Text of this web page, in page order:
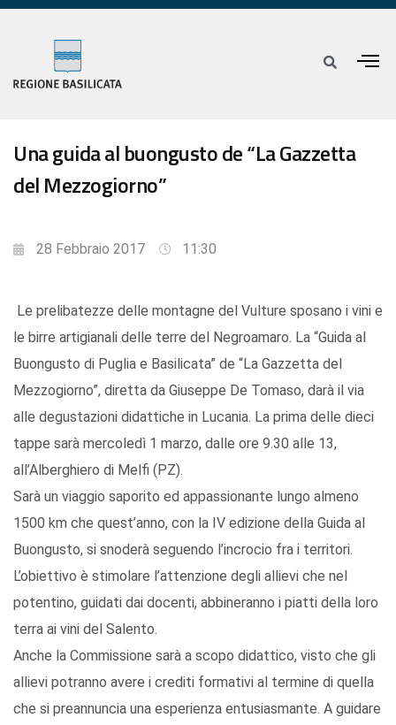
Una guida al buongusto de “La Gazzetta
del Mezzogiorno”
28 Febbraio 2017 11:30
Le prelibatezze delle montagne del Vulture sposano i vini e
le birre artigianali delle terre del Negroamaro. La “Guida al
Buongusto di Puglia e Basilicata” de “La Gazzetta del
Mezzogiorno”, diretta da Giuseppe De Tomaso, darà il via
alle degustazioni didattiche in Lucania. La prima delle dieci
tappe sarà mercoledì 1 marzo, dalle ore 9.30 alle 13,
all’Alberghiero di Melfi (PZ).
Sarà un viaggio saporito ed appassionante lungo almeno
1500 km che quest’anno, con la IV edizione della Guida al
Buongusto, si snoderà seguendo l’incrocio fra i territori.
L’obiettivo è stimolare l’attenzione degli allievi che nel
potentino, guidati dai docenti, abbineranno i piatti della loro
terra ai vini del Salento.
Anche la Commissione sarà a scopo didattico, visto che gli
allievi potranno avere i crediti formativi al termine di quella
che si preannuncia una esperienza entusiasmante. A guidare